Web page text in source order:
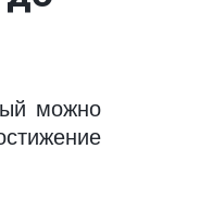
можно